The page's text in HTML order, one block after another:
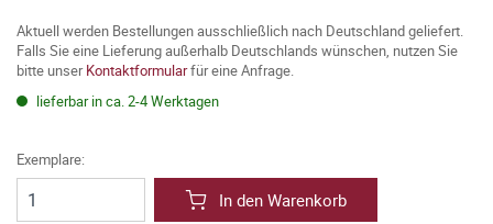
Aktuell werden Bestellungen ausschließlich nach Deutschland geliefert.
Falls Sie eine Lieferung außerhalb Deutschlands wünschen, nutzen Sie
bitte unserKontaktformularfür eine Anfrage.
lieferbar in ca. 2-4 Werktagen
Exemplare:
In den Warenkorb